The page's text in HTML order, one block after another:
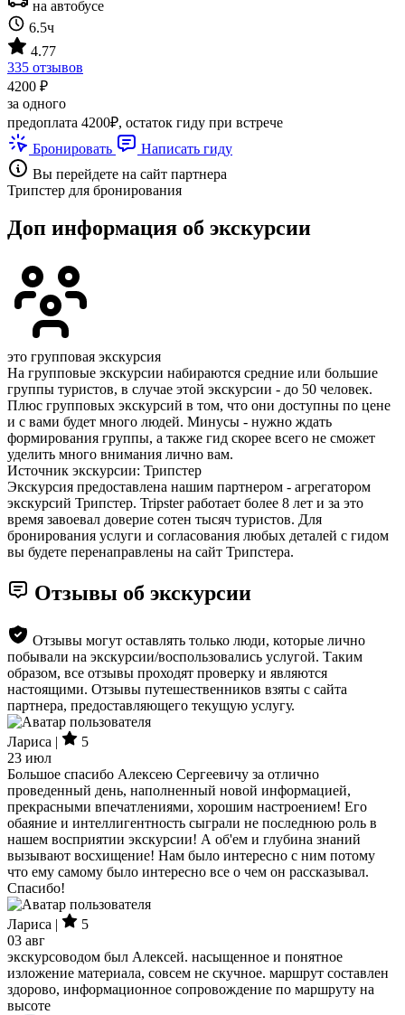
на автобусе
6.5ч
4.77
335 отзывов
4200 ₽
за одного
предоплата 4200₽, остаток гиду при встрече
Бронировать
Написать гиду
Вы перейдете на сайт партнера
Трипстер для бронирования
Доп информация об экскурсии
это групповая экскурсия
На групповые экскурсии набираются средние или большие
группы туристов, в случае этой экскурсии - до 50 человек.
Плюс групповых экскурсий в том, что они доступны по цене
и с вами будет много людей. Минусы - нужно ждать
формирования группы, а также гид скорее всего не сможет
уделить много внимания лично вам.
Источник экскурсии: Трипстер
Экскурсия предоставлена нашим партнером - агрегатором
экскурсий Трипстер. Tripster работает более 8 лет и за это
время завоевал доверие сотен тысяч туристов. Для
бронирования услуги и согласования любых деталей с гидом
вы будете перенаправлены на сайт Трипстера.
Отзывы об экскурсии
Отзывы могут оставлять только люди, которые лично
побывали на экскурсии/воспользовались услугой. Таким
образом, все отзывы проходят проверку и являются
настоящими. Отзывы путешественников взяты с сайта
партнера, предоставляющего текущую услугу.
Лариса |
5
23 июл
Большое спасибо Алексею Сергеевичу за отлично
проведенный день, наполненный новой информацией,
прекрасными впечатлениями, хорошим настроением! Его
обаяние и интеллигентность сыграли не последнюю роль в
нашем восприятии экскурсии! А об'ем и глубина знаний
вызывают восхищение! Нам было интересно с ним потому
что ему самому было интересно все о чем он рассказывал.
Спасибо!
Лариса |
5
03 авг
экскурсоводом был Алексей. насыщенное и понятное
изложение материала, совсем не скучное. маршрут составлен
здорово, информационное сопровождение по маршруту на
высоте